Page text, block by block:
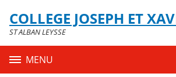
Menu de la rubrique
Contenu
COLLEGE JOSEPH ET
ST ALBAN LEYSSE
MENU